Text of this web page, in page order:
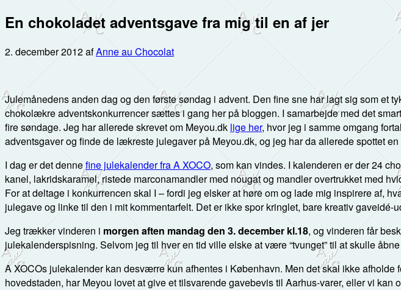
En chokoladet adventsgave fra mig til en af jer
2. december 2012afAnne au Chocolat
Julemånedens anden dag og den første søndag i advent. Den fine sne har lagt sig som et
chokolækre adventskonkurrencer sættes i gang her på bloggen. I samarbejde med det
fire søndage. Jeg har allerede skrevet om Meyou.dk lige her, hvor jeg i samme omgang
adventsgaver og finde de lækreste julegaver på Meyou.dk, og jeg har da allerede spottet
I dag er det dennefine julekalender fra A XOCO, som kan vindes. I kalenderen er der 24
kanel, lakridskaramel, ristede marconamandler med nougat og mandler overtrukket med
For at deltage i konkurrencen skal I – fordi jeg elsker at høre om og lade mig inspirere af,
julegave og linke til den i mit kommentarfelt. Det er ikke spor kringlet, bare kreativ gaveidé-
Jeg trækker vinderen i morgen aften mandag den 3. december kl.18, og vinderen får
julekalenderspisning. Selvom jeg til hver en tid ville elske at være “tvunget” til at skulle
A XOCOs julekalender kan desværre kun afhentes i København. Men det skal ikke
hovedstaden, har Meyou lovet at give et tilsvarende gavebevis til Aarhus-varer, eller vi